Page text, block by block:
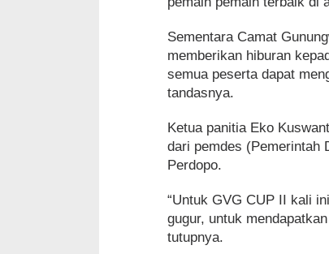
Sementara Camat
memberikan hiburan
semua peserta dapat
tandasnya.
Ketua panitia Eko
dari pemdes (Pemerintah
Perdopo.
“Untuk GVG CUP II kali
gugur, untuk
tutupnya.